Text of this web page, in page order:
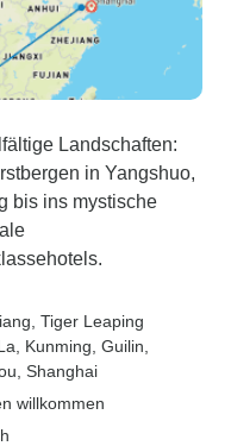
Landschaften:
in Yangshuo,
bis ins mystische
, Tiger Leaping
, Kunming , Guilin
, Shanghai
willkommen